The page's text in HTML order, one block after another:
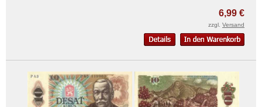
6,99 €
zzgl. Versand